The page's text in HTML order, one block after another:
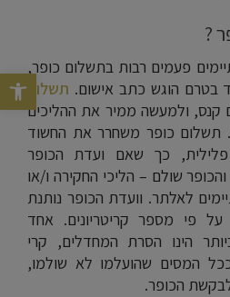
פתח סרגל
?
פעמים רבות בתשלום כופר,
בטרם הוגש כתב אישום. תשלום
ולמעשה ממיר את ההליכים
תשלום כופר משחרר את החשוד
כך שאם ועדת הכופר
שולם – הליכי החקירה ו/או
לאלתר. וועדת הכופר נותנת
פי מספר קריטריונים. אחד
הינו הסרת המחדלים, קרי
המסים שהועלמו לא שולמו,
הכופר.